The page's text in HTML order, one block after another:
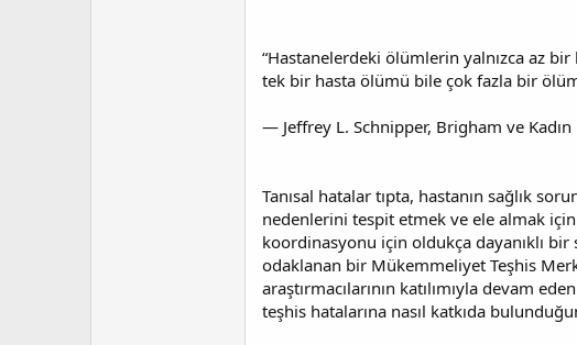
“Hastanelerdeki ölümlerin yalnızca az
tek bir hasta ölümü bile çok fazla bir
— Jeffrey L. Schnipper, Brigham ve Kadın
Tanısal hatalar tıpta, hastanın sağlık
nedenlerini tespit etmek ve ele almak
koordinasyonu için oldukça dayanıklı
odaklanan bir Mükemmeliyet Teşhis
araştırmacılarının katılımıyla devam
teşhis hatalarına nasıl katkıda